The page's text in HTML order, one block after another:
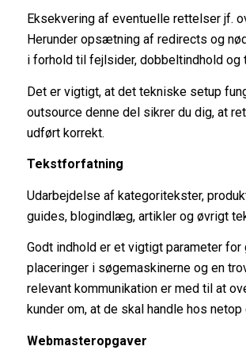
Eksekvering af eventuelle rettelser jf.
Herunder opsætning af redirects og
i forhold til fejlsider, dobbeltindhold og
Det er vigtigt, at det tekniske setup
outsource denne del sikrer du dig, at
udført korrekt.
Tekstforfatning
Udarbejdelse af kategoritekster,
guides, blogindlæg, artikler og øvrigt
Godt indhold er et vigtigt parameter for
placeringer i søgemaskinerne og en
relevant kommunikation er med til at
kunder om, at de skal handle hos netop
Webmasteropgaver